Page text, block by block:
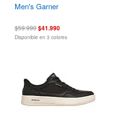
Men's Garner
$59.990$41.990
Disponible en 3 colores